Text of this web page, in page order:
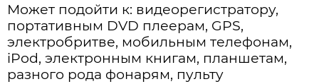
Может подойти к: видеорегистратору,
портативным DVD плеерам, GPS,
электробритве, мобильным телефонам,
iPod, электронным книгам, планшетам,
разного рода фонарям, пульту